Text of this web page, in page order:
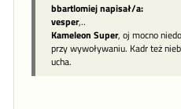
bbartlomiej napisał/a:
vesper,..
Kameleon Super, oj mocno
przy wywoływaniu. Kadr też
ucha.